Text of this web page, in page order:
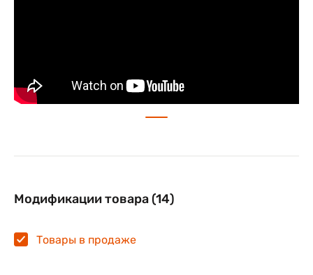
Модификации товара (14)
Товары в продаже